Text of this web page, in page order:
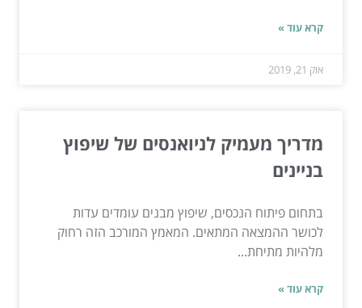
קרא עוד »
אוק 21, 2019
מדריך מעמיק לניואנסים של שיפוץ
בניינים
בתחום פיתוח הנכסים, שיפוץ מבנים עומדים עדות
לכושר ההמצאה המתאים. המאמץ המורכב הזה רחוק
מלהיות מתיחת...
קרא עוד »